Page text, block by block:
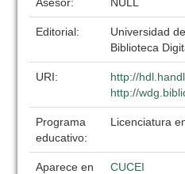
Editorial:
Universidad
Biblioteca
URI:
http://
http://
Programa
educativo:
Licenciatura
Aparece en
CUCEI